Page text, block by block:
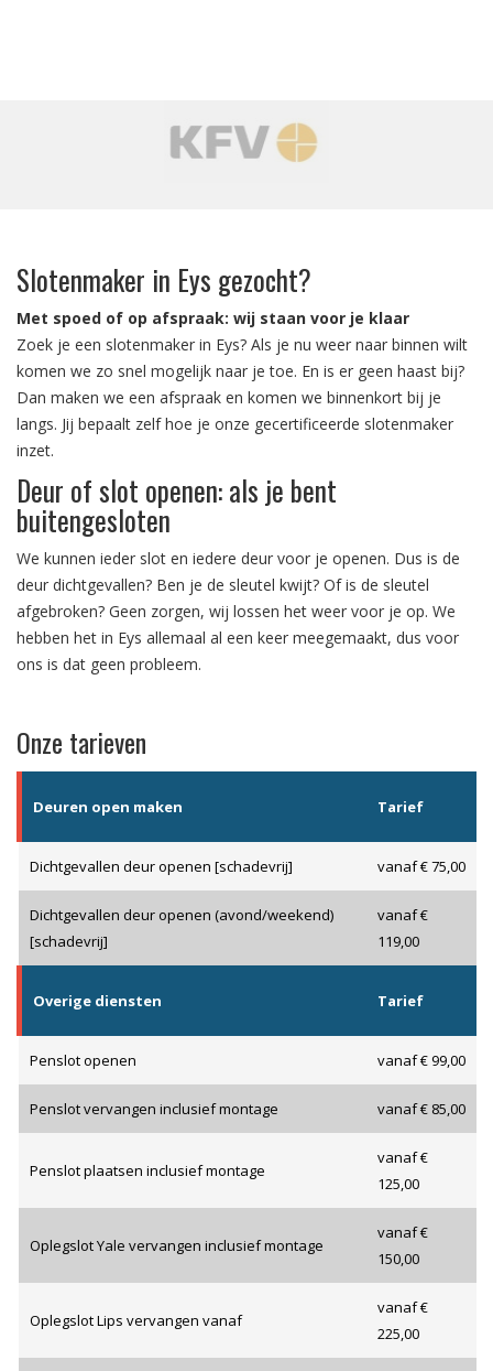
Slotenmaker in Eys gezocht?
Met spoed of op afspraak: wij staan voor je klaar
Zoek je een slotenmaker in Eys? Als je nu weer naar binnen wilt
komen we zo snel mogelijk naar je toe. En is er geen haast bij?
Dan maken we een afspraak en komen we binnenkort bij je
langs. Jij bepaalt zelf hoe je onze gecertificeerde slotenmaker
inzet.
Deur of slot openen: als je bent
buitengesloten
We kunnen ieder slot en iedere deur voor je openen. Dus is de
deur dichtgevallen? Ben je de sleutel kwijt? Of is de sleutel
afgebroken? Geen zorgen, wij lossen het weer voor je op. We
hebben het in Eys allemaal al een keer meegemaakt, dus voor
ons is dat geen probleem.
Onze tarieven
Deuren open maken Tarief
Dichtgevallen deur openen [schadevrij] vanaf € 75,00
Dichtgevallen deur openen (avond/weekend)
[schadevrij]
vanaf €
119,00
Overige diensten Tarief
Penslot openen vanaf € 99,00
Penslot vervangen inclusief montage vanaf € 85,00
Penslot plaatsen inclusief montage
vanaf €
125,00
Oplegslot Yale vervangen inclusief montage
vanaf €
150,00
Oplegslot Lips vervangen vanaf
vanaf €
225,00